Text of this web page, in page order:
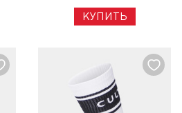
КУПИТЬ